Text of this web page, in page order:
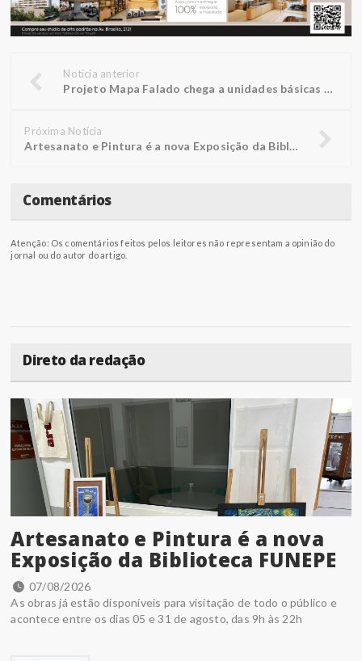
Notícia anterior
Projeto Mapa Falado chega a unidades básicas de saúde
Próxima Notícia
Artesanato e Pintura é a nova Exposição da Biblioteca FUNEPE
Comentários
Atenção: Os comentários feitos pelos leitores não representam a opinião do
jornal ou do autor do artigo.
Direto da redação
Artesanato e Pintura é a nova
Exposição da Biblioteca FUNEPE
07/08/2026
As obras já estão disponíveis para visitação de todo o público e
acontece entre os dias 05 e 31 de agosto, das 9h às 22h